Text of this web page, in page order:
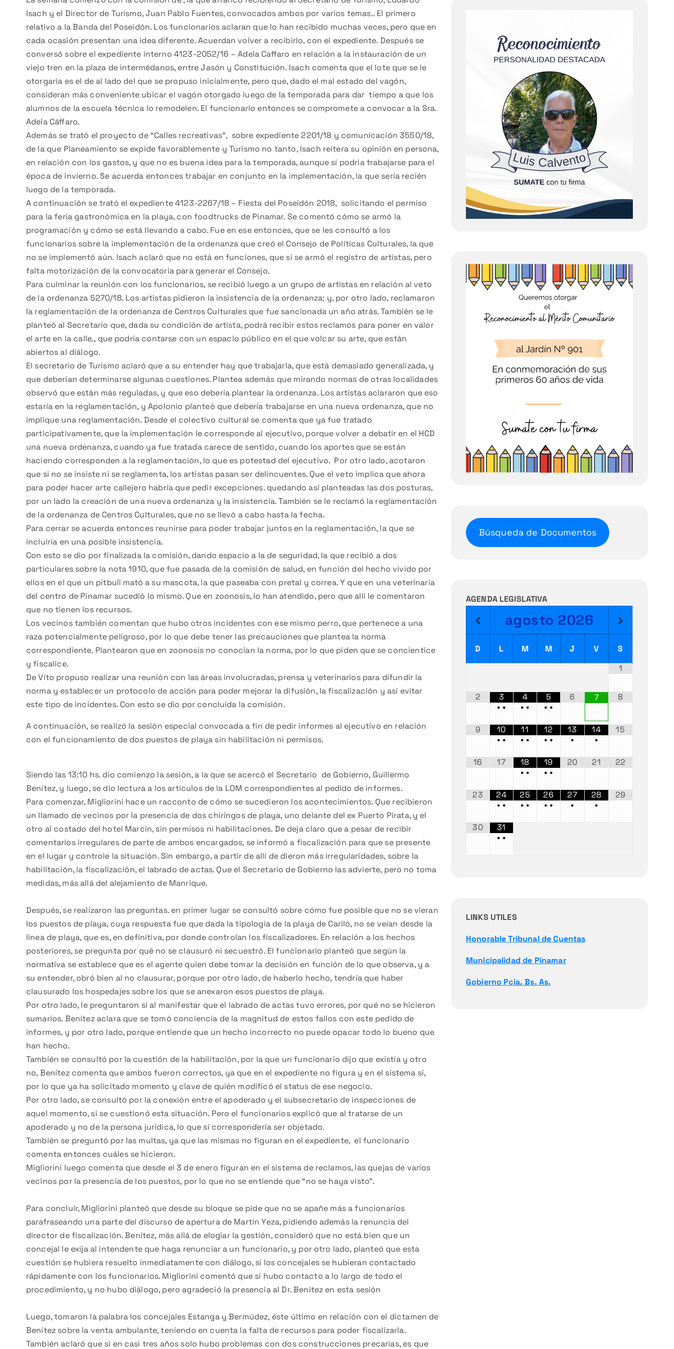
Isach y el Director de Turismo, Juan Pablo Fuentes, convocados ambos por varios temas.. El primero
relativo a la Banda del Poseidón. Los funcionarios aclaran que lo han recibido muchas veces, pero que en
cada ocasión presentan una idea diferente. Acuerdan volver a recibirlo, con el expediente. Después se
conversó sobre el expediente interno 4123-2052/16 – Adela Caffaro en relación a la instauración de un
viejo tren en la plaza de intermédanos, entre Jasón y Constitución. Isach comenta que el lote que se le
otorgaría es el de al lado del que se propuso inicialmente, pero que, dado el mal estado del vagón,
consideran más conveniente ubicar el vagón otorgado luego de la temporada para dar tiempo a que los
alumnos de la escuela técnica lo remodelen. El funcionario entonces se compromete a convocar a la Sra.
Adela Cáffaro.
Además se trató el proyecto de “Calles recreativas”, sobre expediente 2201/18 y comunicación 3550/18,
de la que Planeamiento se expide favorablemente y Turismo no tanto, Isach reitera su opinión en persona,
en relación con los gastos, y que no es buena idea para la temporada, aunque sí podría trabajarse para el
época de invierno. Se acuerda entonces trabajar en conjunto en la implementación, la que sería recién
luego de la temporada.
A continuación se trató el expediente 4123-2267/18 – Fiesta del Poseidón 2018, solicitando el permiso
para la feria gastronómica en la playa, con foodtrucks de Pinamar. Se comentó cómo se armó la
programación y cómo se está llevando a cabo. Fue en ese entonces, que se les consultó a los
funcionarios sobre la implementación de la ordenanza que creó el Consejo de Políticas Culturales, la que
no se implementó aún. Isach aclaró que no está en funciones, que sí se armó el registro de artistas, pero
falta motorización de la convocatoria para generar el Consejo.
Para culminar la reunión con los funcionarios, se recibió luego a un grupo de artistas en relación al veto
de la ordenanza 5270/18. Los artistas pidieron la insistencia de la ordenanza; y, por otro lado, reclamaron
la reglamentación de la ordenanza de Centros Culturales que fue sancionada un año atrás. También se le
planteó al Secretario que, dada su condición de artista, podrá recibir estos reclamos para poner en valor
el arte en la calle., que podría contarse con un espacio público en el que volcar su arte, que están
abiertos al diálogo.
El secretario de Turismo aclaró que a su entender hay que trabajarla, que está demasiado generalizada, y
que deberían determinarse algunas cuestiones. Plantea además que mirando normas de otras localidades
observó que están más reguladas, y que eso debería plantear la ordenanza. Los artistas aclararon que eso
estaría en la reglamentación, y Apolonio planteó que debería trabajarse en una nueva ordenanza, que no
implique una reglamentación. Desde el colectivo cultural se comenta que ya fue tratado
participativamente, que la implementación le corresponde al ejecutivo, porque volver a debatir en el HCD
una nueva ordenanza, cuando ya fue tratada carece de sentido, cuando los aportes que se están
haciendo corresponden a la reglamentación, lo que es potestad del ejecutivo. Por otro lado, acotaron
que si no se insiste ni se reglamenta, los artistas pasan ser delincuentes. Que el veto implica que ahora
para poder hacer arte callejero habría que pedir excepciones. quedando así planteadas las dos posturas,
por un lado la creación de una nueva ordenanza y la insistencia. También se le reclamó la reglamentación
de la ordenanza de Centros Culturales, que no se llevó a cabo hasta la fecha.
Para cerrar se acuerda entonces reunirse para poder trabajar juntos en la reglamentación, la que se
incluiría en una posible insistencia.
Con esto se dio por finalizada la comisión, dando espacio a la de seguridad, la que recibió a dos
particulares sobre la nota 1910, que fue pasada de la comisión de salud, en función del hecho vivido por
ellos en el que un pitbull mató a su mascota, la que paseaba con pretal y correa. Y que en una veterinaria
del centro de Pinamar sucedió lo mismo. Que en zoonosis, lo han atendido, pero que allí le comentaron
que no tienen los recursos.
Los vecinos también comentan que hubo otros incidentes con ese mismo perro, que pertenece a una
raza potencialmente peligroso, por lo que debe tener las precauciones que plantea la norma
correspondiente. Plantearon que en zoonosis no conocían la norma, por lo que piden que se concientice
y fiscalice.
De Vito propuso realizar una reunión con las áreas involucradas, prensa y veterinarios para difundir la
norma y establecer un protocolo de acción para poder mejorar la difusión, la fiscalización y así evitar
este tipo de incidentes. Con esto se dio por concluida la comisión.
A continuación, se realizó la sesión especial convocada a fin de pedir informes al ejecutivo en relación
con el funcionamiento de dos puestos de playa sin habilitación ni permisos.
Siendo las 13:10 hs. dio comienzo la sesión, a la que se acercó el Secretario de Gobierno, Guillermo
Benítez, y luego, se dio lectura a los artículos de la LOM correspondientes al pedido de informes.
Para comenzar, Migliorini hace un racconto de cómo se sucedieron los acontecimientos. Que recibieron
un llamado de vecinos por la presencia de dos chiringos de playa, uno delante del ex Puerto Pirata, y el
otro al costado del hotel Marcin, sin permisos ni habilitaciones. De deja claro que a pesar de recibir
comentarios irregulares de parte de ambos encargados, se informó a fiscalización para que se presente
en el lugar y controle la situación. Sin embargo, a partir de allí de dieron más irregularidades, sobre la
habilitación, la fiscalización, el labrado de actas. Que el Secretario de Gobierno las advierte, pero no toma
medidas, más allá del alejamiento de Manrique.
Después, se realizaron las preguntas. en primer lugar se consultó sobre cómo fue posible que no se vieran
los puestos de playa, cuya respuesta fue que dada la tipología de la playa de Cariló, no se veían desde la
línea de playa, que es, en definitiva, por donde controlan los fiscalizadores. En relación a los hechos
posteriores, se pregunta por qué no se clausuró ni secuestró. El funcionario planteó que según la
normativa se establece que es el agente quien debe tomar la decisión en función de lo que observa, y a
su entender, obró bien al no clausurar, porque por otro lado, de haberlo hecho, tendría que haber
clausurado los hospedajes sobre los que se anexaron esos puestos de playa.
Por otro lado, le preguntaron si al manifestar que el labrado de actas tuvo errores, por qué no se hicieron
sumarios. Benítez aclara que se tomó conciencia de la magnitud de estos fallos con este pedido de
informes, y por otro lado, porque entiende que un hecho incorrecto no puede opacar todo lo bueno que
han hecho.
También se consultó por la cuestión de la habilitación, por la que un funcionario dijo que existía y otro
no, Benítez comenta que ambos fueron correctos, ya que en el expediente no figura y en el sistema sí,
por lo que ya ha solicitado momento y clave de quién modificó el status de ese negocio.
Por otro lado, se consultó por la conexión entre el apoderado y el subsecretario de inspecciones de
aquel momento, si se cuestionó esta situación. Pero el funcionarios explicó que al tratarse de un
apoderado y no de la persona jurídica, lo que sí correspondería ser objetado.
También se preguntó por las multas, ya que las mismas no figuran en el expediente, el funcionario
comenta entonces cuáles se hicieron.
Migliorini luego comenta que desde el 3 de enero figuran en el sistema de reclamos, las quejas de varios
vecinos por la presencia de los puestos, por lo que no se entiende que “no se haya visto”.
Para concluir, Migliorini planteó que desde su bloque se pide que no se apañe más a funcionarios
parafraseando una parte del discurso de apertura de Martín Yeza, pidiendo además la renuncia del
director de fiscalización. Benítez, más allá de elogiar la gestión, consideró que no está bien que un
concejal le exija al intendente que haga renunciar a un funcionario, y por otro lado, planteó que esta
cuestión se hubiera resuelto inmediatamente con diálogo, si los concejales se hubieran contactado
rápidamente con los funcionarios. Migliorini comentó que sí hubo contacto a lo largo de todo el
procedimiento, y no hubo diálogo, pero agradeció la presencia al Dr. Benítez en esta sesión
Luego, tomaron la palabra los concejales Estanga y Bermúdez, éste último en relación con el dictamen de
Benítez sobre la venta ambulante, teniendo en cuenta la falta de recursos para poder fiscalizarla.
También aclaró que si en casi tres años solo hubo problemas con dos construcciones precarias, es que
Búsqueda de Documentos
AGENDA LEGISLATIVA
agosto 2026
D L M M J V
S
1
2
3
• •
4
• •
5
• •
6 7 8
9
10
• •
11
• •
12
• •
13
•
14
•
15
16 17
18
• •
19
• •
20 21 22
23
24
• •
25
• •
26
• •
27
•
28
•
29
30
31
• •
LINKS UTILES
Honorable Tribunal de Cuentas
Municipalidad de Pinamar
Gobierno Pcia. Bs. As.